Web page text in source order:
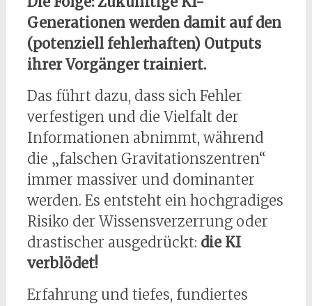
Generationen werden damit auf den
(potenziell fehlerhaften) Outputs
ihrer Vorgänger trainiert.
Das führt dazu, dass sich Fehler
verfestigen und die Vielfalt der
Informationen abnimmt, während
die „falschen Gravitationszentren“
immer massiver und dominanter
werden. Es entsteht ein hochgradiges
Risiko der Wissensverzerrung oder
drastischer ausgedrückt: die KI
verblödet!
Erfahrung und tiefes, fundiertes